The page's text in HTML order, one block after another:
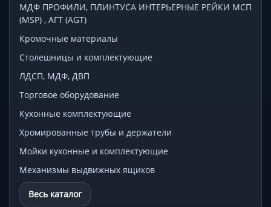
МДФ ПРОФИЛИ, ПЛИНТУСА ИНТЕРЬЕРНЫЕ РЕЙКИ МСП
(MSP) , АГТ (AGT)
Кромочные материалы
Столешницы и комплектующие
ЛДСП, МДФ, ДВП
Торговое оборудование
Кухонные комплектующие
Хромированные трубы и держатели
Мойки кухонные и комплектующие
Механизмы выдвижных ящиков
Весь каталог